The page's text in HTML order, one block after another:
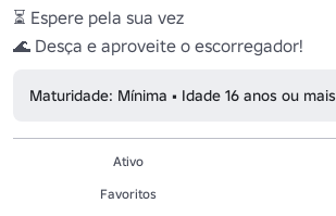
⏳ Espere pela sua vez
🌊 Desça e aproveite o escorregador!
Maturidade: Mínima • Idade 16 anos ou mais
Ativo
Favoritos